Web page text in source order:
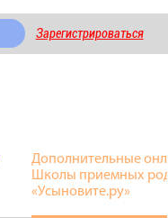
Зарегистрироваться
Дополнительные
Школы приемных
«Усыновите.ру»